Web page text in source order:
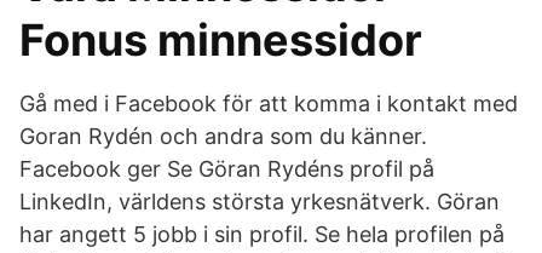
Fonus minnessidor
Gå med i Facebook för att komma i kontakt med
Goran Rydén och andra som du känner.
Facebook ger Se Göran Rydéns profil på
LinkedIn, världens största yrkesnätverk. Göran
har angett 5 jobb i sin profil. Se hela profilen på